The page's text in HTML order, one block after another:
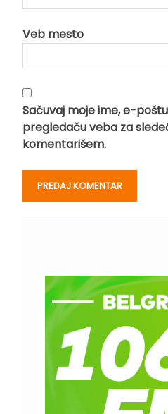
Veb mesto
Sačuvaj moje ime, e-
pregledaču veba za
komentarišem.